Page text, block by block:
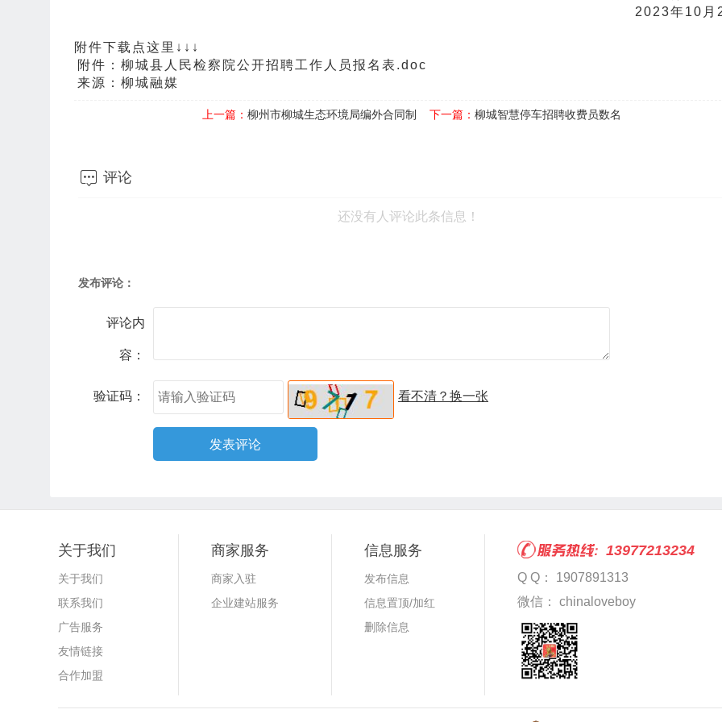
2023年10月
附件下载点这里↓↓↓
附件：柳城县人民检察院公开招聘工作人员报名表.doc
来源：柳城融媒
上一篇： 柳州市柳城生态环境局编外合同制 下一篇： 柳城智慧停车招聘收费员数名
 评论
还没有人评论此条信息！
发布评论：
评论内
容：
验证码： 看不清？换一张
关于我们
关于我们
联系我们
广告服务
友情链接
合作加盟
商家服务
商家入驻
企业建站服务
信息服务
发布信息
信息置顶/加红
删除信息
13977213234
Q Q： 1907891313
微信： chinaloveboy